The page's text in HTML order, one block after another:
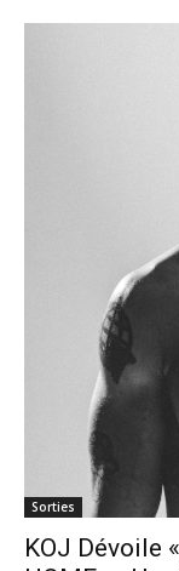
Sorties
KOJ Dévoile